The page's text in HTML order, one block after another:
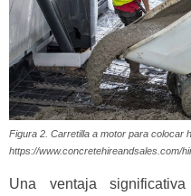
Figura 2. Carretilla a motor para colocar
https://www.concretehireandsales.com/
Una ventaja